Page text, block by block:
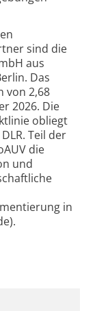
sind die
aus
Das
von 2,68
2026. Die
obliegt
Teil der
die
und
in